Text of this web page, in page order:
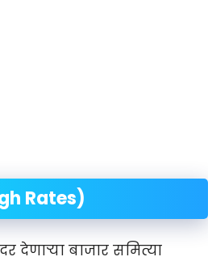
Rates)
देणाऱ्या बाजार समित्या